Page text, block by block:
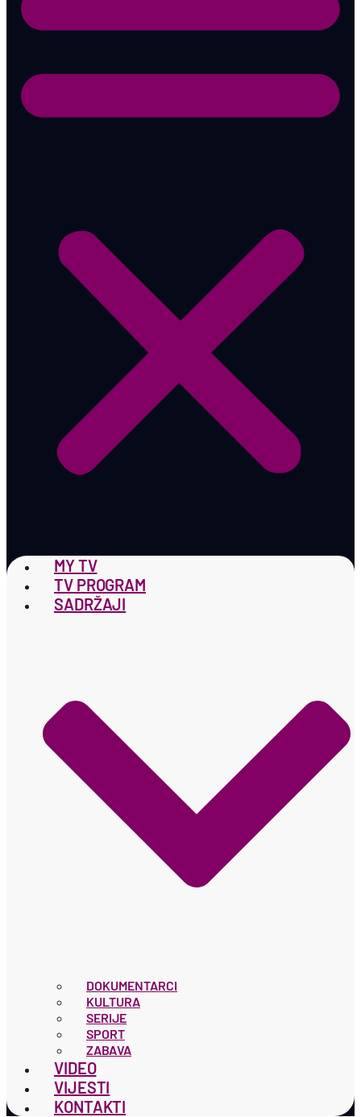
MY TV
TV PROGRAM
SADRŽAJI
DOKUMENTARCI
KULTURA
SERIJE
SPORT
ZABAVA
VIDEO
VIJESTI
KONTAKTI